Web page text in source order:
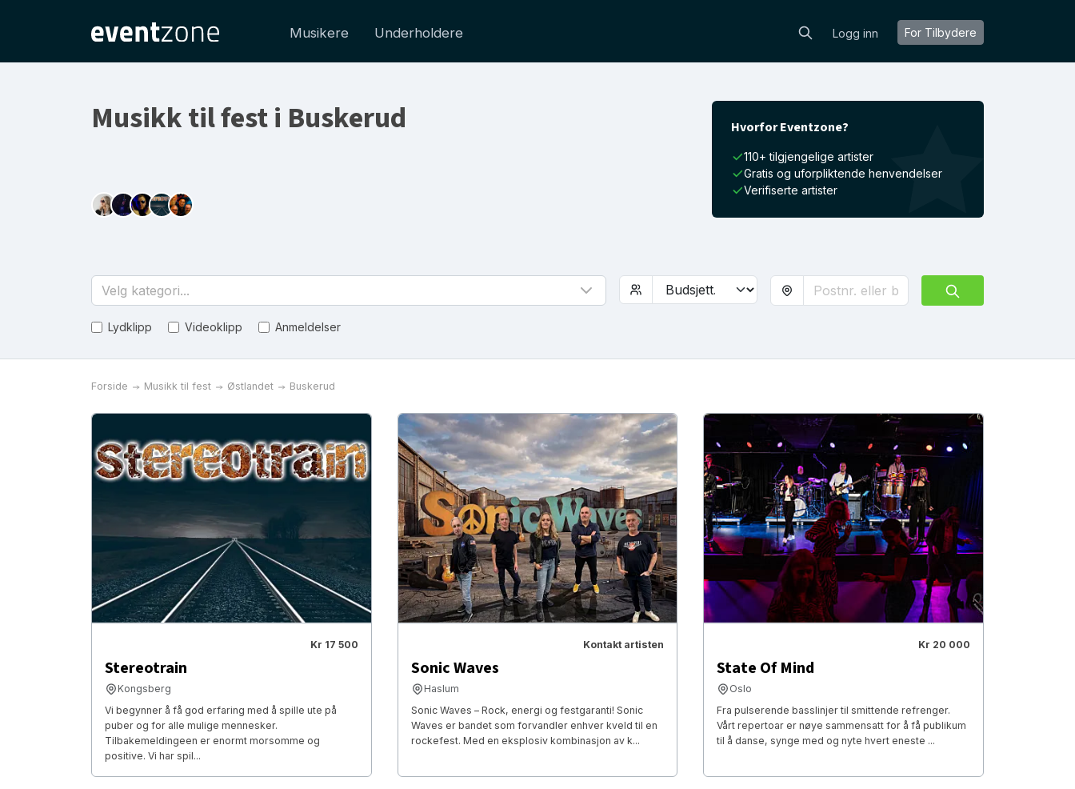
Musikere Underholdere Logg inn For Tilbydere
Musikk til fest i Buskerud Hvorfor Eventzone?
110+ tilgjengelige artister
Gratis og uforpliktende henvendelser
Verifiserte artister
Velg kategori...
Lydklipp Videoklipp Anmeldelser
Forside Musikk til fest Østlandet Buskerud
Kr 17 500
Stereotrain
Kongsberg
Vi begynner å få god erfaring med å spille ute på
puber og for alle mulige mennesker.
Tilbakemeldingeen er enormt morsomme og
positive. Vi har spil...
Kontakt artisten
Sonic Waves
Haslum
Sonic Waves – Rock, energi og festgaranti! Sonic
Waves er bandet som forvandler enhver kveld til en
rockefest. Med en eksplosiv kombinasjon av k...
Kr 20 000
State Of Mind
Oslo
Fra pulserende basslinjer til smittende refrenger.
Vårt repertoar er nøye sammensatt for å få publikum
til å danse, synge med og nyte hvert eneste ...